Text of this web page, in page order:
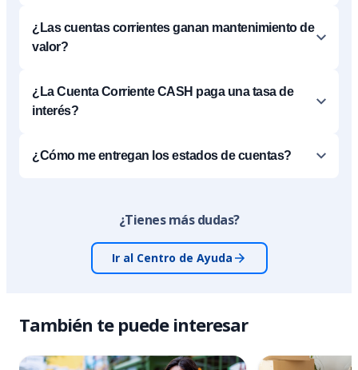
¿Las cuentas corrientes ganan mantenimiento de
valor?
¿La Cuenta Corriente CASH paga una tasa de
interés?
¿Cómo me entregan los estados de cuentas?
¿Tienes más dudas?
Ir al Centro de Ayuda
También te puede interesar